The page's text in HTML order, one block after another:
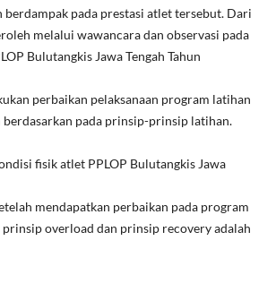
berdampak pada prestasi atlet tersebut. Dari
melalui wawancara dan observasi pada
Bulutangkis Jawa Tengah Tahun
perbaikan pelaksanaan program latihan
berdasarkan pada prinsip-prinsip latihan.
fisik atlet PPLOP Bulutangkis Jawa
mendapatkan perbaikan pada program
overload dan prinsip recovery adalah